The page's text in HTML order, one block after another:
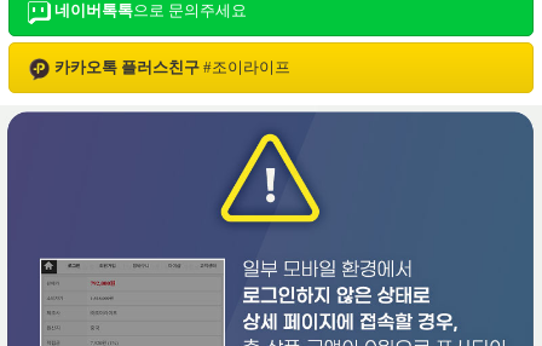
네이버톡톡으로 문의주세요
카카오톡 플러스친구 #조이라이프